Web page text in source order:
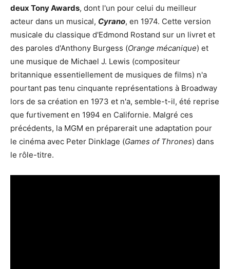
deux Tony Awards, dont l'un pour celui du meilleur
acteur dans un musical, Cyrano, en 1974. Cette version
musicale du classique d'Edmond Rostand sur un livret et
des paroles d'Anthony Burgess (Orange mécanique) et
une musique de Michael J. Lewis (compositeur
britannique essentiellement de musiques de films) n'a
pourtant pas tenu cinquante représentations à Broadway
lors de sa création en 1973 et n'a, semble-t-il, été reprise
que furtivement en 1994 en Californie. Malgré ces
précédents, la MGM en préparerait une adaptation pour
le cinéma avec Peter Dinklage (Games of Thrones) dans
le rôle-titre.